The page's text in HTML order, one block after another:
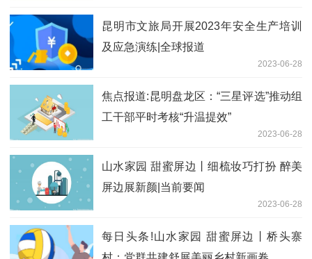
昆明市文旅局开展2023年安全生产培训
及应急演练|全球报道
2023-06-28
焦点报道:昆明盘龙区：“三星评选”推动组
工干部平时考核“升温提效”
2023-06-28
山水家园 甜蜜屏边丨细梳妆巧打扮 醉美
屏边展新颜|当前要闻
2023-06-28
每日头条!山水家园 甜蜜屏边丨桥头寨